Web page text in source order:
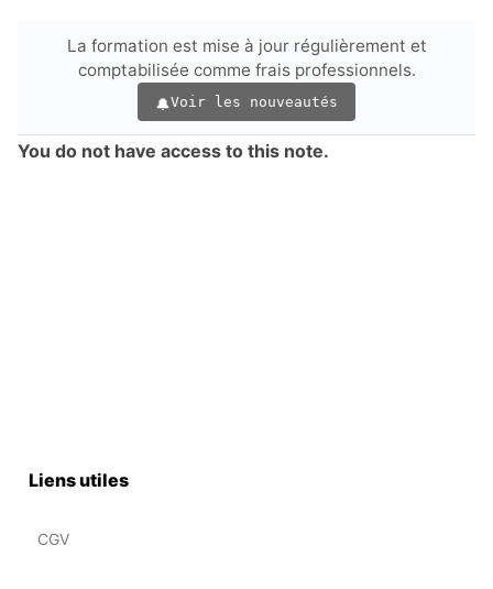
La formation est mise à jour régulièrement et
comptabilisée comme frais professionnels.
Voir les nouveautés
You do not have access to this note.
Liens utiles
CGV